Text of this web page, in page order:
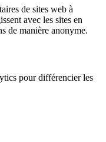
de sites web à
avec les sites en
de manière anonyme.
pour différencier les